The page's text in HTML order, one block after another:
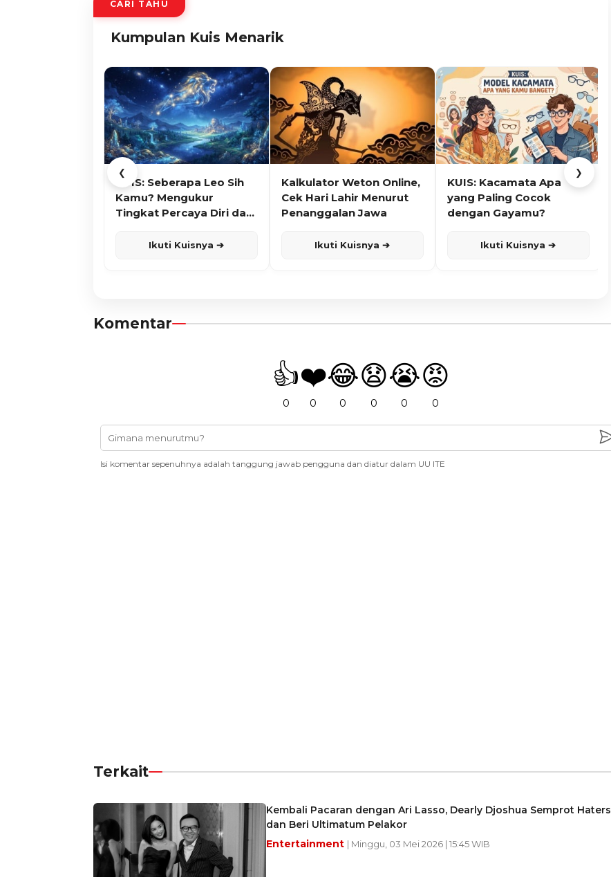
CARI TAHU
Kumpulan Kuis Menarik
❮
KUIS: Seberapa Leo Sih
Kamu? Mengukur
Tingkat Percaya Diri dan
Ikuti Kuisnya ➔
Kalkulator Weton Online,
Cek Hari Lahir Menurut
Penanggalan Jawa
Ikuti Kuisnya ➔
KUIS: Kacamata Apa
yang Paling Cocok
dengan Gayamu?
Ikuti Kuisnya ➔
❯
Komentar
👍
0
❤️
0
😂
0
😧
0
😭
0
😡
0
Isi komentar sepenuhnya adalah tanggung jawab pengguna dan diatur dalam UU ITE
Terkait
Kembali Pacaran dengan Ari Lasso, Dearly Djoshua Semprot Haters
dan Beri Ultimatum Pelakor
Entertainment | Minggu, 03 Mei 2026 | 15:45 WIB